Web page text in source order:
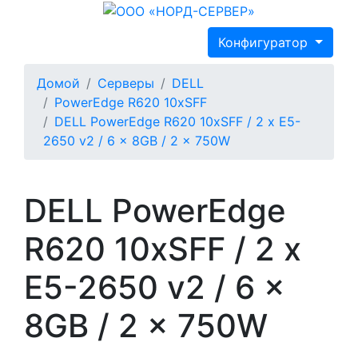
Конфигуратор
Домой Серверы
DELL
PowerEdge R620 10xSFF
DELL PowerEdge R620 10xSFF / 2 x E5-
2650 v2 / 6 x 8GB / 2 x 750W
DELL PowerEdge
R620 10xSFF / 2 x
E5-2650 v2 / 6 x
8GB / 2 x 750W